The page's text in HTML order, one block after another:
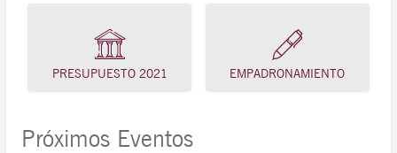
PRESUPUESTO 2021 EMPADRONAMIENTO
Próximos Eventos